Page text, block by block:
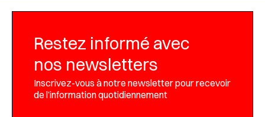
Restez informé avec
nos newsletters
Inscrivez-vous à notre newsletter pour recevoir
de l’information quotidiennement